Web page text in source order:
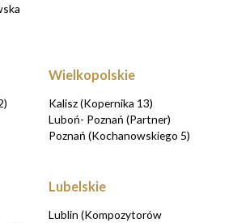
Wielkopolskie
Kalisz (Kopernika 13)
Luboń- Poznań (Partner)
Poznań (Kochanowskiego 5)
Lubelskie
Lublin (Kompozytorów